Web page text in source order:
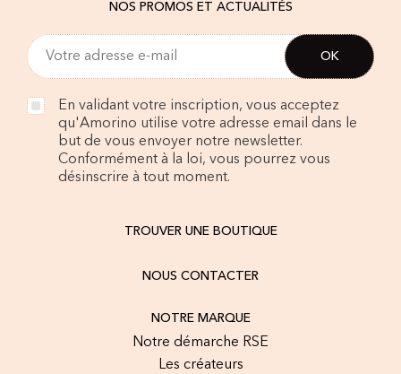
NOS PROMOS ET ACTUALITÉS
En validant votre inscription, vous acceptez
qu'Amorino utilise votre adresse email dans le
but de vous envoyer notre newsletter.
Conformément à la loi, vous pourrez vous
désinscrire à tout moment.
TROUVER UNE BOUTIQUE
NOUS CONTACTER
NOTRE MARQUE
Notre démarche RSE
Les créateurs